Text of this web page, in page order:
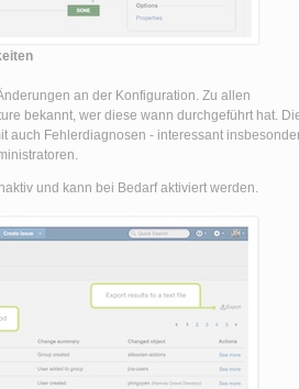
an der Konfiguration. Zu allen
bekannt, wer diese wann durchgeführt hat.
auch Fehlerdiagnosen - interessant
und kann bei Bedarf aktiviert werden.